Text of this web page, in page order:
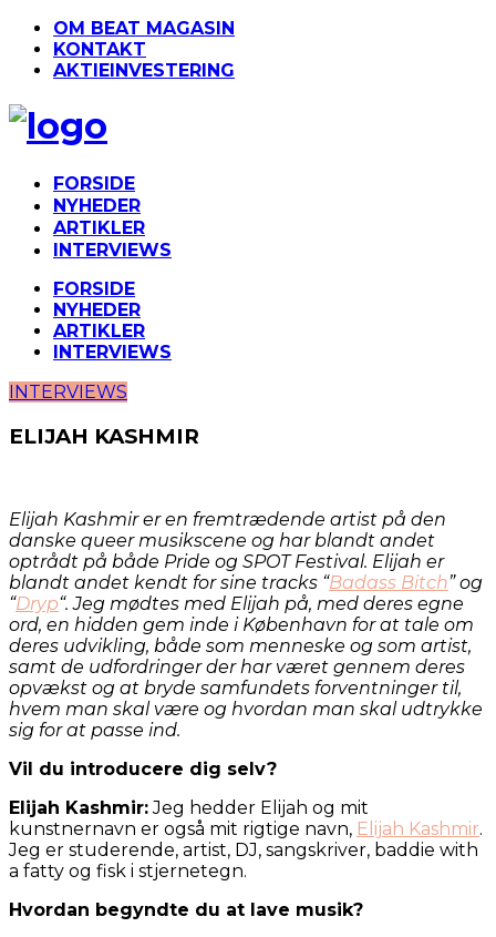
OM BEAT MAGASIN
KONTAKT
AKTIEINVESTERING
FORSIDE
NYHEDER
ARTIKLER
INTERVIEWS
FORSIDE
NYHEDER
ARTIKLER
INTERVIEWS
INTERVIEWS
ELIJAH KASHMIR
Elijah Kashmir er en fremtrædende artist på den
danske queer musikscene og har blandt andet
optrådt på både Pride og SPOT Festival. Elijah er
blandt andet kendt for sine tracks “Badass Bitch” og
“Dryp“. Jeg mødtes med Elijah på, med deres egne
ord, en hidden gem inde i København for at tale om
deres udvikling, både som menneske og som artist,
samt de udfordringer der har været gennem deres
opvækst og at bryde samfundets forventninger til,
hvem man skal være og hvordan man skal udtrykke
sig for at passe ind.
Vil du introducere dig selv?
Elijah Kashmir:Jeg hedder Elijah og mit
kunstnernavn er også mit rigtige navn, Elijah Kashmir.
Jeg er studerende, artist, DJ, sangskriver, baddie with
a fatty og fisk i stjernetegn.
Hvordan begyndte du at lave musik?